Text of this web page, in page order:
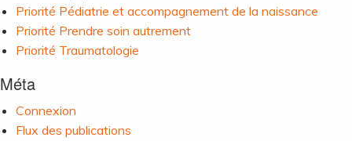
Priorité Pédiatrie et accompagnement de la naissance
Priorité Prendre soin autrement
Priorité Traumatologie
Méta
Connexion
Flux des publications